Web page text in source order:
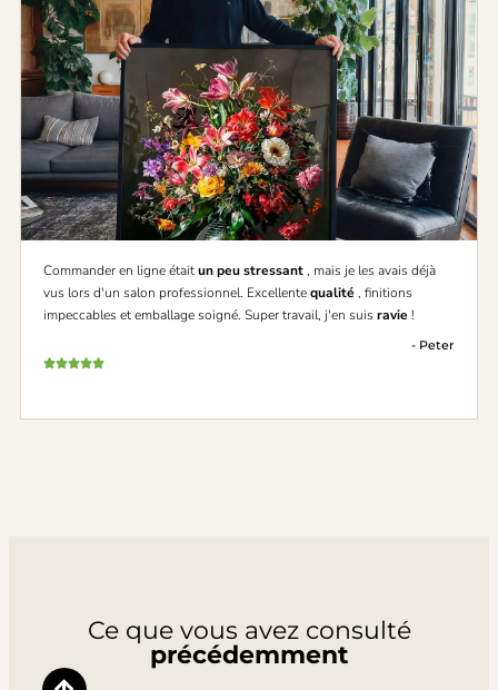
Commander en ligne étaitun peu stressant, mais je les avais déjà
vus lors d'un salon professionnel. Excellentequalité , finitions
impeccables et emballage soigné. Super travail, j'en suis ravie !
- Peter
Ce que vous avez consulté
précédemment